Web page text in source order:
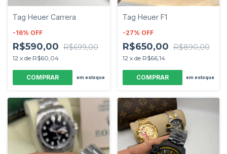
Tag Heuer Carrera
-16% OFF
R$590,00 R$699,00
12 x de R$60,04
em estoque
Tag Heuer F1
-27% OFF
R$650,00 R$890,00
12 x de R$66,14
em estoque